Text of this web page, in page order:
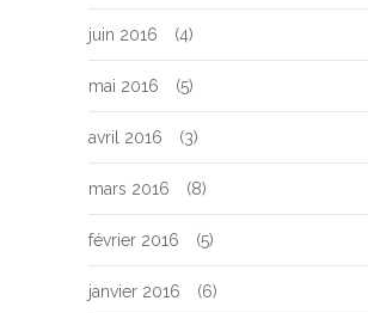
juin 2016 (4)
mai 2016 (5)
avril 2016 (3)
mars 2016 (8)
février 2016 (5)
janvier 2016 (6)